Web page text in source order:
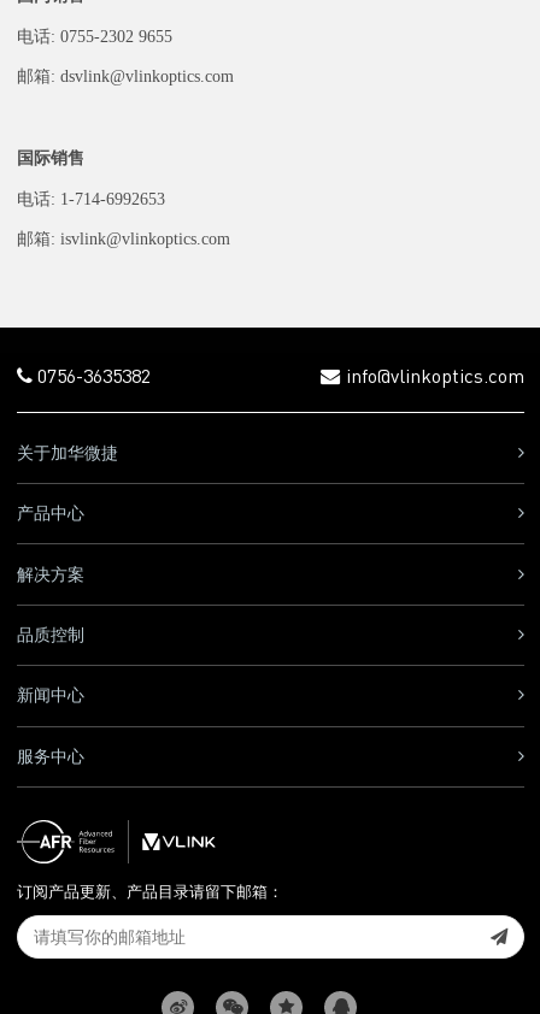
电话: 0755-2302 9655
邮箱: dsvlink@vlinkoptics.com
国际销售
电话: 1-714-6992653
邮箱: isvlink@vlinkoptics.com
0756-3635382 info@vlinkoptics.com
关于加华微捷
产品中心
解决方案
品质控制
新闻中心
服务中心
订阅产品更新、产品目录请留下邮箱：